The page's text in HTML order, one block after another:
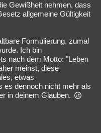
Gewißheit nehmen, dass
allgemeine Gültigkeit
Formulierung, zumal
Ich bin
nach dem Motto: "Leben
meinst, diese
etwas
es dennoch nicht mehr als
in deinem Glauben.